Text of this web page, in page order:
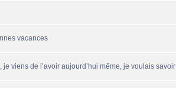
vacances
viens de l’avoir aujourd’hui même, je voulais